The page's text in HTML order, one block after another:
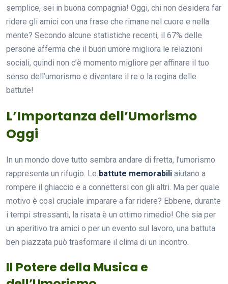
semplice, sei in buona compagnia! Oggi, chi non desidera far
ridere gli amici con una frase che rimane nel cuore e nella
mente? Secondo alcune statistiche recenti, il 67% delle
persone afferma che il buon umore migliora le relazioni
sociali, quindi non c’è momento migliore per affinare il tuo
senso dell’umorismo e diventare il re o la regina delle
battute!
L’Importanza dell’Umorismo
Oggi
In un mondo dove tutto sembra andare di fretta, l’umorismo
rappresenta un rifugio. Le battute memorabili aiutano a
rompere il ghiaccio e a connettersi con gli altri. Ma per quale
motivo è così cruciale imparare a far ridere? Ebbene, durante
i tempi stressanti, la risata è un ottimo rimedio! Che sia per
un aperitivo tra amici o per un evento sul lavoro, una battuta
ben piazzata può trasformare il clima di un incontro.
Il Potere della Musica e